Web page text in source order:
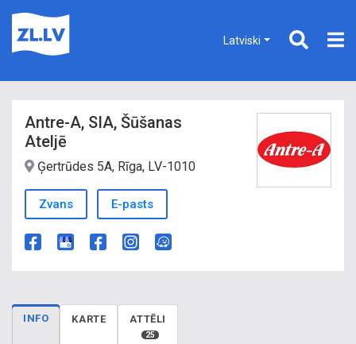
Latviski
Antre-A, SIA, Šūšanas
Ateljē
Ģertrūdes 5A, Rīga, LV-1010
Zvans E-pasts
INFO KARTE ATTĒLI
25